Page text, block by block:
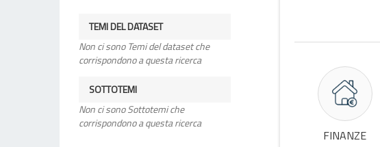
TEMI DEL DATASET
Non ci sono Temi del dataset che
corrispondono a questa ricerca
SOTTOTEMI
Non ci sono Sottotemi che
corrispondono a questa ricerca
FINANZE